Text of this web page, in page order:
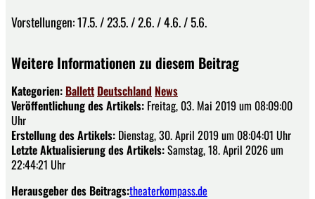
Vorstellungen: 17.5. / 23.5. / 2.6. / 4.6. / 5.6.
Weitere Informationen zu diesem Beitrag
Kategorien: Ballett Deutschland News
Veröffentlichung des Artikels: Freitag, 03. Mai 2019 um 08:09:00
Uhr
Erstellung des Artikels: Dienstag, 30. April 2019 um 08:04:01 Uhr
Letzte Aktualisierung des Artikels:Samstag, 18. April 2026 um
22:44:21 Uhr
Herausgeber des Beitrags:theaterkompass.de